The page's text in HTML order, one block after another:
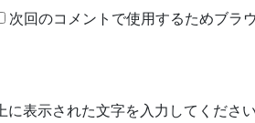
次回のコメントで使用するためブラ
上に表示された文字を入力してください